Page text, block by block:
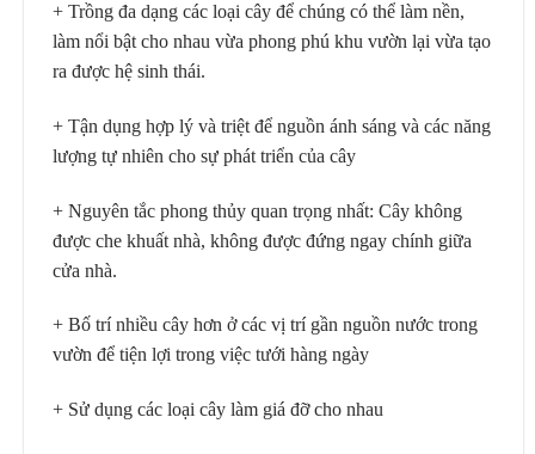
+ Trồng đa dạng các loại cây để chúng có thể làm nền,
làm nổi bật cho nhau vừa phong phú khu vườn lại vừa tạo
ra được hệ sinh thái.
+ Tận dụng hợp lý và triệt để nguồn ánh sáng và các năng
lượng tự nhiên cho sự phát triển của cây
+ Nguyên tắc phong thủy quan trọng nhất: Cây không
được che khuất nhà, không được đứng ngay chính giữa
cửa nhà.
+ Bố trí nhiều cây hơn ở các vị trí gần nguồn nước trong
vườn để tiện lợi trong việc tưới hàng ngày
+ Sử dụng các loại cây làm giá đỡ cho nhau